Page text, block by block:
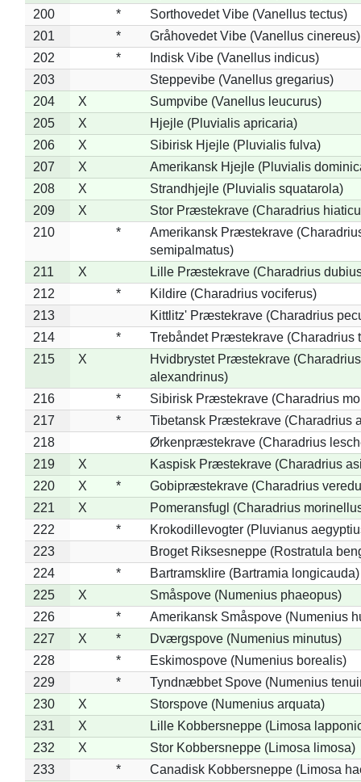
200
*
Sorthovedet Vibe (Vanellus tectus)
201
*
Gråhovedet Vibe (Vanellus cinereus)
202
*
Indisk Vibe (Vanellus indicus)
203
Steppevibe (Vanellus gregarius)
204
X
Sumpvibe (Vanellus leucurus)
205
X
Hjejle (Pluvialis apricaria)
206
X
Sibirisk Hjejle (Pluvialis fulva)
207
X
Amerikansk Hjejle (Pluvialis
208
X
Strandhjejle (Pluvialis squatarola)
209
X
Stor Præstekrave (Charadrius
210
*
Amerikansk Præstekrave
semipalmatus)
211
X
Lille Præstekrave (Charadrius
212
*
Kildire (Charadrius vociferus)
213
Kittlitz' Præstekrave (Charadrius
214
*
Trebåndet Præstekrave (Charadrius
215
X
Hvidbrystet Præstekrave (Charadrius
alexandrinus)
216
*
Sibirisk Præstekrave (Charadrius
217
*
Tibetansk Præstekrave (Charadrius
218
Ørkenpræstekrave (Charadrius
219
X
Kaspisk Præstekrave (Charadrius
220
X *
Gobipræstekrave (Charadrius
221
X
Pomeransfugl (Charadrius
222
*
Krokodillevogter (Pluvianus
223
Broget Riksesneppe (Rostratula
224
*
Bartramsklire (Bartramia longicauda)
225
X
Småspove (Numenius phaeopus)
226
*
Amerikansk Småspove (Numenius
227
X *
Dværgspove (Numenius minutus)
228
*
Eskimospove (Numenius borealis)
229
*
Tyndnæbbet Spove (Numenius
230
X
Storspove (Numenius arquata)
231
X
Lille Kobbersneppe (Limosa
232
X
Stor Kobbersneppe (Limosa limosa)
233
* Canadisk Kobbersneppe (Limosa